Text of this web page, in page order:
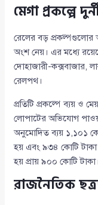
মেগা প্রকল্পে
রেলের বড় প্রকল্পগুলোর
অংশ নেয়। এর মধ্যে
দোহাজারী-কক্সবাজার,
রেলপথ।
প্রতিটি প্রকল্পে ব্যয় ও
লোপাটের অভিযোগ
অনুমোদিত ব্যয় ১,১০১
হয় এবং ৯৩৪ কোটি টাকা
হয় প্রায় ৯০০ কোটি টাকা।
রাজনৈতিক